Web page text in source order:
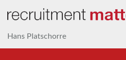
Hans Platschorre